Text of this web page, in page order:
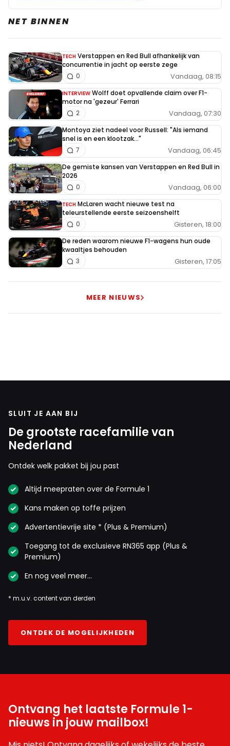
NET BINNEN
TECH Verstappen en Red Bull afhankelijk van
concurrentie in jacht op eerste zege
Vandaag, 08:15
0
INTERVIEW Wolff doet opvallende claim over F1-
motor na 'gezeur' Ferrari
Vandaag, 07:30
2
Montoya ziet nadeel voor Russell: "Als iemand
snel is en een klootzak..."
Vandaag, 06:45
7
De gemiste kansen van Verstappen en Red Bull in
2026
Vandaag, 06:00
0
TECH McLaren wacht nieuwe test na
teleurstellende eerste seizoenshelft
Gisteren, 18:00
0
De reden waarom nieuwe F1-wagens hun oude
kwaaltjes behouden
Gisteren, 17:05
3
MEER NIEUWS
SLUIT JE AAN BIJ
De grootste racefamilie van
Nederland
Ontdek welk pakket bij jou past
Altijd meepraten over de Formule 1
Kans maken op toffe prijzen
Advertentievrije site * (Plus & Premium)
Toegang tot de exclusieve RN365 app (Plus &
Premium)
En nog veel meer…
* m.u.v. content van derden
ONTDEK DE MOGELIJKHEDEN
Ontvang het laatste Formule 1-
nieuws in jouw mailbox!